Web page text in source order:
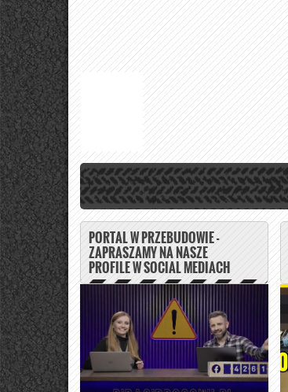
PORTAL W PRZEBUDOWIE -
ZAPRASZAMY NA NASZE
PROFILE W SOCIAL MEDIACH